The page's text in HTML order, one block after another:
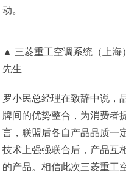
动。
▲ 三菱重工空调系统（上海
先生
罗小民总经理在致辞中说，
牌间的优势整合，为消费者
言，联盟后各自产品品质一
技术上强强联合后，产品互
的产品。相信此次三菱重工